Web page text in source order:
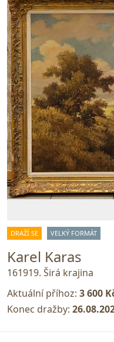
DRAŽÍ SE VELKÝ FORMÁT
Karel Karas
161919. Širá krajina
Aktuální příhoz: 3 600
Konec dražby: